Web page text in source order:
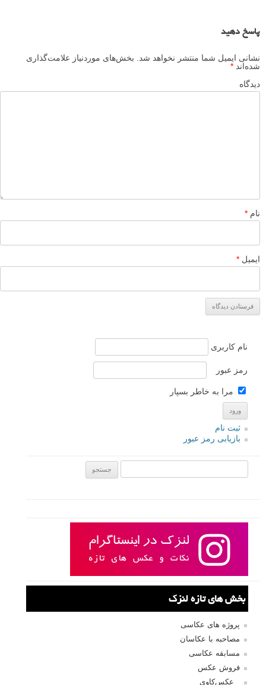
پاسخ دهید
نشانی ایمیل شما منتشر نخواهد شد.
بخش‌های موردنیاز علامت‌گذاری
شده‌اند *
دیدگاه
نام *
ایمیل *
نام کاربری
رمز عبور
مرا به خاطر بسپار
ثبت نام
بازیابی رمز عبور
بخش های تازه لنزک
پروژه های عکاسی
مصاحبه با عکاسان
مسابقه عکاسی
فروش عکس
عکس‌کاوی